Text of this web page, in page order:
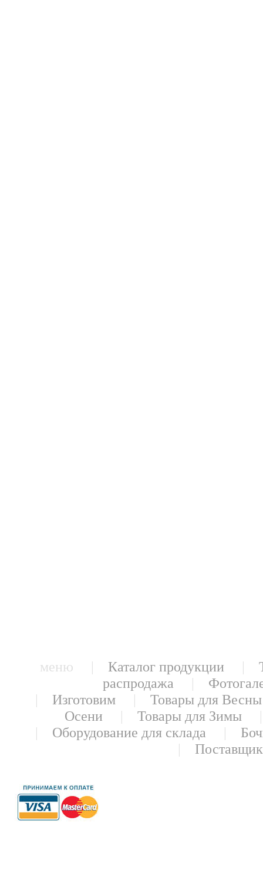
меню | Каталог продукции |
распродажа |
| Изготовим | Товары для Весны
Осени | Товары для Зимы
| Оборудование для склада |
|